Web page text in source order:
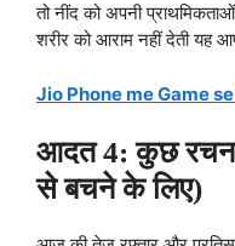
तो नींद को अपनी
शरीर को आराम नहीं देती यह
Jio Phone me Game
आदत 4: कुछ
से बचने के लिए)